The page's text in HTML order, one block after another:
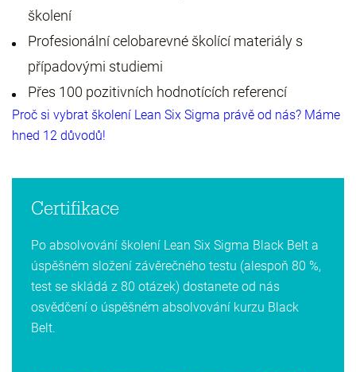
školení
Profesionální celobarevné školící materiály s
případovými studiemi
Přes 100 pozitivních hodnotících referencí
Proč si vybrat školení Lean Six Sigma právě od nás? Máme
hned 12 důvodů!
Certifikace
Po absolvování školení Lean Six Sigma Black Belt a
úspěšném složení závěrečného testu (alespoň 80 %,
test se skládá z 80 otázek) dostanete od nás
osvědčení o úspěšném absolvování kurzu Black
Belt.